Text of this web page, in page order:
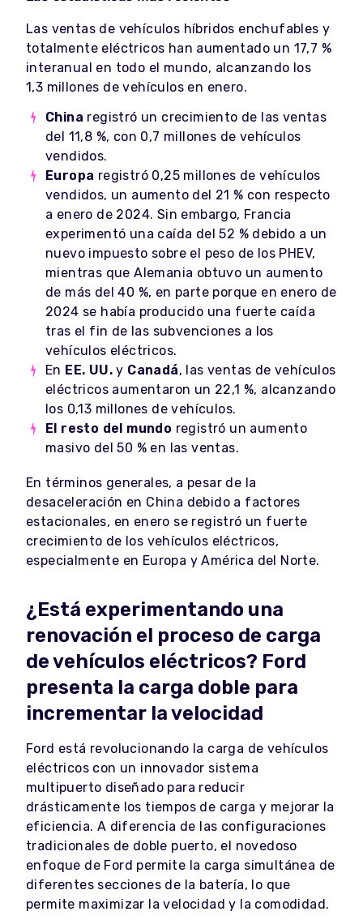
Las ventas de vehículos híbridos enchufables y
totalmente eléctricos han aumentado un 17,7 %
interanual en todo el mundo, alcanzando los
1,3 millones de vehículos en enero.
China registró un crecimiento de las ventas
del 11,8 %, con 0,7 millones de vehículos
vendidos.
Europa registró 0,25 millones de vehículos
vendidos, un aumento del 21 % con respecto
a enero de 2024. Sin embargo, Francia
experimentó una caída del 52 % debido a un
nuevo impuesto sobre el peso de los PHEV,
mientras que Alemania obtuvo un aumento
de más del 40 %, en parte porque en enero de
2024 se había producido una fuerte caída
tras el fin de las subvenciones a los
vehículos eléctricos.
En EE. UU. y Canadá, las ventas de vehículos
eléctricos aumentaron un 22,1 %, alcanzando
los 0,13 millones de vehículos.
El resto del mundo registró un aumento
masivo del 50 % en las ventas.
En términos generales, a pesar de la
desaceleración en China debido a factores
estacionales, en enero se registró un fuerte
crecimiento de los vehículos eléctricos,
especialmente en Europa y América del Norte.
¿Está experimentando una
renovación el proceso de carga
de vehículos eléctricos? Ford
presenta la carga doble para
incrementar la velocidad
Ford está revolucionando la carga de vehículos
eléctricos con un innovador sistema
multipuerto diseñado para reducir
drásticamente los tiempos de carga y mejorar la
eficiencia. A diferencia de las configuraciones
tradicionales de doble puerto, el novedoso
enfoque de Ford permite la carga simultánea de
diferentes secciones de la batería, lo que
permite maximizar la velocidad y la comodidad.